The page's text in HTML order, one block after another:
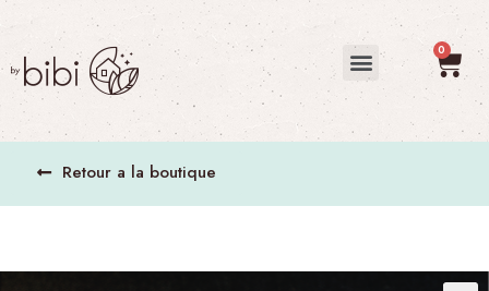
Retour a la boutique